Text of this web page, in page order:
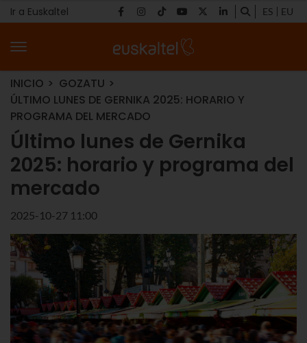
Ir a Euskaltel ES EU
INICIO
GOZATU
ÚLTIMO LUNES DE GERNIKA 2025: HORARIO Y
PROGRAMA DEL MERCADO
Último lunes de Gernika
2025: horario y programa del
mercado
2025-10-27 11:00